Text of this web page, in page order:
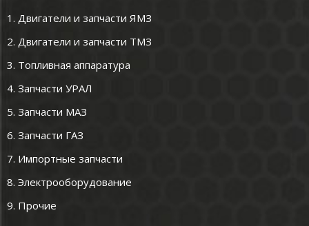
1. Двигатели и запчасти ЯМЗ
2. Двигатели и запчасти ТМЗ
3. Топливная аппаратура
4. Запчасти УРАЛ
5. Запчасти МАЗ
6. Запчасти ГАЗ
7. Импортные запчасти
8. Электрооборудование
9. Прочие